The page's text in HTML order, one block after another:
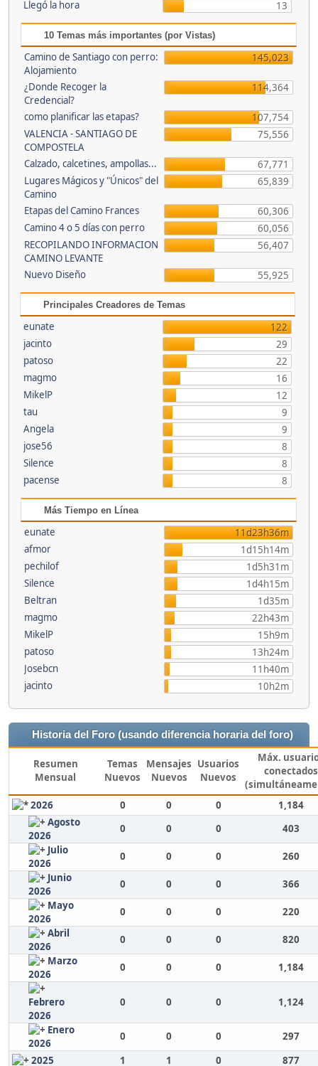
Llegó la hora 13
10 Temas más importantes (por Vistas)
Camino de Santiago con perro:
Alojamiento
145,023
¿Donde Recoger la
Credencial?
114,364
como planificar las etapas?
107,754
VALENCIA - SANTIAGO DE
COMPOSTELA
75,556
Calzado, calcetines, ampollas...
67,771
Lugares Mágicos y "Únicos" del
Camino
65,839
Etapas del Camino Frances
60,306
Camino 4 o 5 días con perro
60,056
RECOPILANDO INFORMACION
CAMINO LEVANTE
56,407
Nuevo Diseño 55,925
Principales Creadores de Temas
eunate
122
jacinto
29
patoso
22
magmo
16
MikelP
12
tau
9
Angela
9
jose56
8
Silence
8
pacense
8
Más Tiempo en Línea
eunate
11d23h36m
afmor
1d15h14m
pechilof
1d5h31m
Silence
1d4h15m
Beltran
1d35m
magmo
22h43m
MikelP
15h9m
patoso
13h24m
Josebcn
11h40m
jacinto
10h2m
Historia del Foro (usando diferencia horaria del foro)
Resumen
Mensual
Temas
Nuevos
Mensajes
Nuevos
Usuarios
Nuevos
Máx.
conectados
2026
0 0 0
1,184
Agosto
2026
0 0 0
403
Julio
2026
0 0 0
260
Junio
2026
0 0 0
366
Mayo
2026
0 0 0
220
Abril
2026
0 0 0
820
Marzo
2026
0 0 0 1,184
Febrero
2026
0 0 0 1,124
Enero
2026
0 0 0
297
2025
1 1 0 877